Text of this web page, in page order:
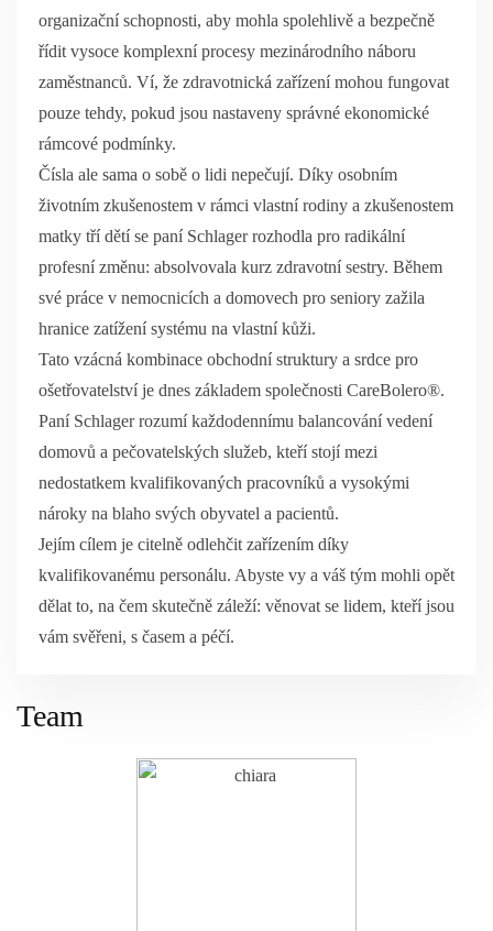
organizační schopnosti, aby mohla spolehlivě a bezpečně
řídit vysoce komplexní procesy mezinárodního náboru
zaměstnanců. Ví, že zdravotnická zařízení mohou fungovat
pouze tehdy, pokud jsou nastaveny správné ekonomické
rámcové podmínky.
Čísla ale sama o sobě o lidi nepečují. Díky osobním
životním zkušenostem v rámci vlastní rodiny a zkušenostem
matky tří dětí se paní Schlager rozhodla pro radikální
profesní změnu: absolvovala kurz zdravotní sestry. Během
své práce v nemocnicích a domovech pro seniory zažila
hranice zatížení systému na vlastní kůži.
Tato vzácná kombinace obchodní struktury a srdce pro
ošetřovatelství je dnes základem společnosti CareBolero®.
Paní Schlager rozumí každodennímu balancování vedení
domovů a pečovatelských služeb, kteří stojí mezi
nedostatkem kvalifikovaných pracovníků a vysokými
nároky na blaho svých obyvatel a pacientů.
Jejím cílem je citelně odlehčit zařízením díky
kvalifikovanému personálu. Abyste vy a váš tým mohli opět
dělat to, na čem skutečně záleží: věnovat se lidem, kteří jsou
vám svěřeni, s časem a péčí.
Team